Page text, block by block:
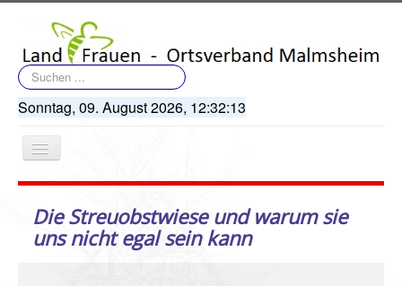
Suchen
...
Sonntag, 09. August 2026, 12:32:13
Navigation
Die Streuobstwiese und warum sie
uns nicht egal sein kann